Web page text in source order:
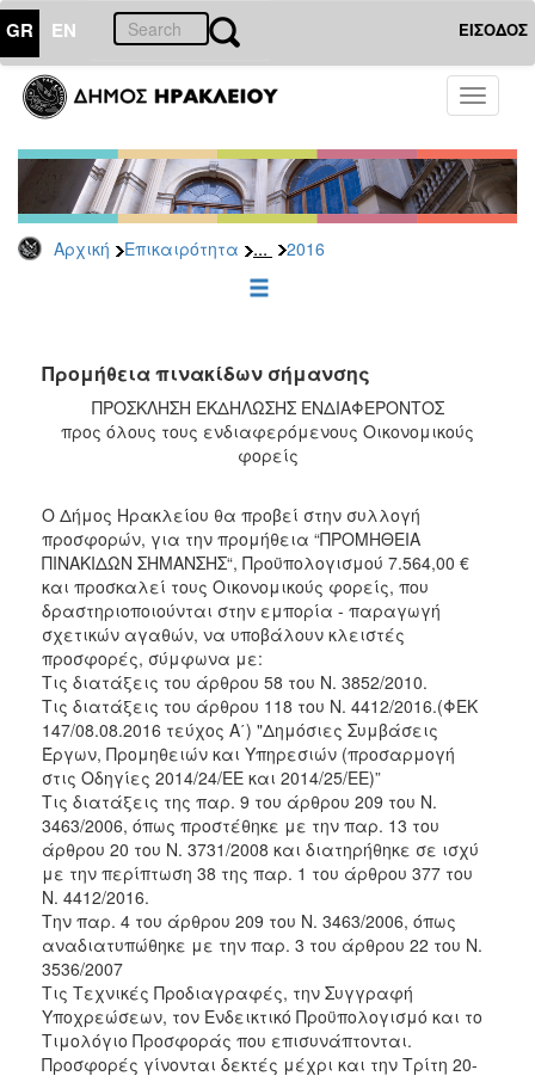
GR EN ΕΙΣΟΔΟΣ
Toggle
Αρχική Επικαιρότητα ... 2016
ΕΠΙΚΑΙΡΟΤΗΤΑ
-
Δημοπρασίες
Αρχείο
2026
2022
2021
2019
2018
2017
2016
2015
2013
ΔΗΜΟΤΗΣ
ΕΠΙΣΚΕΠΤΗΣ
ΗΡΑΚΛΕΙΟ
Προμήθεια πινακίδων σήμανσης
ΠΡΟΣΚΛΗΣΗ ΕΚΔΗΛΩΣΗΣ ΕΝΔΙΑΦΕΡΟΝΤΟΣ
προς όλους τους ενδιαφερόμενους Οικονομικούς
φορείς
Ο Δήμος Ηρακλείου θα προβεί στην συλλογή
προσφορών, για την προμήθεια “ΠΡΟΜΗΘΕΙΑ
ΠΙΝΑΚΙΔΩΝ ΣΗΜΑΝΣΗΣ“, Προϋπολογισμού 7.564,00 €
και προσκαλεί τους Οικονομικούς φορείς, που
δραστηριοποιούνται στην εμπορία - παραγωγή
σχετικών αγαθών, να υποβάλουν κλειστές
προσφορές, σύμφωνα με:
Τις διατάξεις του άρθρου 58 του Ν. 3852/2010.
Τις διατάξεις του άρθρου 118 του Ν. 4412/2016.(ΦΕΚ
147/08.08.2016 τεύχος Α΄) "Δημόσιες Συμβάσεις
Έργων, Προμηθειών και Υπηρεσιών (προσαρμογή
στις Οδηγίες 2014/24/ΕΕ και 2014/25/ΕΕ)”
Τις διατάξεις της παρ. 9 του άρθρου 209 του Ν.
3463/2006, όπως προστέθηκε με την παρ. 13 του
άρθρου 20 του Ν. 3731/2008 και διατηρήθηκε σε ισχύ
με την περίπτωση 38 της παρ. 1 του άρθρου 377 του
Ν. 4412/2016.
Την παρ. 4 του άρθρου 209 του Ν. 3463/2006, όπως
αναδιατυπώθηκε με την παρ. 3 του άρθρου 22 του Ν.
3536/2007
Τις Τεχνικές Προδιαγραφές, την Συγγραφή
Υποχρεώσεων, τον Ενδεικτικό Προϋπολογισμό και το
Τιμολόγιο Προσφοράς που επισυνάπτονται.
Προσφορές γίνονται δεκτές μέχρι και την Τρίτη 20-